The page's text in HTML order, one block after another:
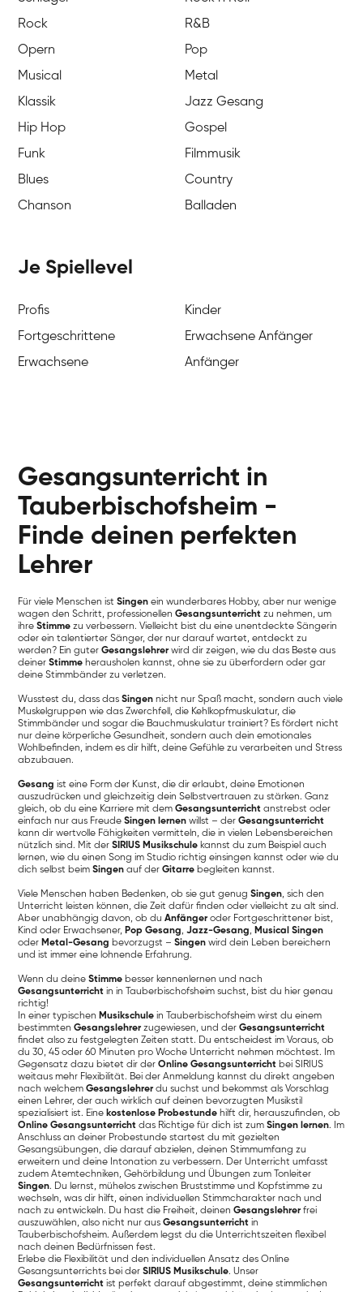
Rock
R&B
Opern
Pop
Musical
Metal
Klassik
Jazz Gesang
Hip Hop
Gospel
Funk
Filmmusik
Blues
Country
Chanson
Balladen
Je Spiellevel
Profis
Kinder
Fortgeschrittene
Erwachsene Anfänger
Erwachsene
Anfänger
Gesangsunterricht in
Tauberbischofsheim -
Finde deinen perfekten
Lehrer
Für viele Menschen istSingen ein wunderbares Hobby, aber nur wenige
wagen den Schritt, professionellenGesangsunterricht zu nehmen, um
ihreStimme zu verbessern. Vielleicht bist du eine unentdeckte Sängerin
oder ein talentierter Sänger, der nur darauf wartet, entdeckt zu
werden? Ein guterGesangslehrer wird dir zeigen, wie du das Beste aus
deinerStimme herausholen kannst, ohne sie zu überfordern oder gar
deine Stimmbänder zu verletzen.
Wusstest du, dass dasSingen nicht nur Spaß macht, sondern auch viele
Muskelgruppen wie das Zwerchfell, die Kehlkopfmuskulatur, die
Stimmbänder und sogar die Bauchmuskulatur trainiert? Es fördert nicht
nur deine körperliche Gesundheit, sondern auch dein emotionales
Wohlbefinden, indem es dir hilft, deine Gefühle zu verarbeiten und Stress
abzubauen.
Gesang ist eine Form der Kunst, die dir erlaubt, deine Emotionen
auszudrücken und gleichzeitig dein Selbstvertrauen zu stärken. Ganz
gleich, ob du eine Karriere mit demGesangsunterricht anstrebst oder
einfach nur aus FreudeSingen lernen willst – derGesangsunterricht
kann dir wertvolle Fähigkeiten vermitteln, die in vielen Lebensbereichen
nützlich sind. Mit derSIRIUS Musikschule kannst du zum Beispiel auch
lernen, wie du einen Song im Studio richtig einsingen kannst oder wie du
dich selbst beimSingen auf derGitarre begleiten kannst.
Viele Menschen haben Bedenken, ob sie gut genugSingen, sich den
Unterricht leisten können, die Zeit dafür finden oder vielleicht zu alt sind.
Aber unabhängig davon, ob duAnfänger oder Fortgeschrittener bist,
Kind oder Erwachsener, Pop Gesang,Jazz-Gesang, Musical Singen
oder Metal-Gesang bevorzugst –Singen wird dein Leben bereichern
und ist immer eine lohnende Erfahrung.
Wenn du deineStimme besser kennenlernen und nach
Gesangsunterricht in in Tauberbischofsheim suchst, bist du hier genau
richtig!
In einer typischen Musikschule in Tauberbischofsheim wirst du einem
bestimmtenGesangslehrer zugewiesen, und derGesangsunterricht
findet also zu festgelegten Zeiten statt. Du entscheidest im Voraus, ob
du 30, 45 oder 60 Minuten pro Woche Unterricht nehmen möchtest. Im
Gegensatz dazu bietet dir derOnline Gesangsunterricht bei SIRIUS
weitaus mehr Flexibilität. Bei der Anmeldung kannst du direkt angeben
nach welchemGesangslehrer du suchst und bekommst als Vorschlag
einen Lehrer, der auch wirklich auf deinen bevorzugten Musikstil
spezialisiert ist. Eine kostenlose Probestunde hilft dir, herauszufinden, ob
Online Gesangsunterricht das Richtige für dich ist zumSingen lernen. Im
Anschluss an deiner Probestunde startest du mit gezielten
Gesangsübungen, die darauf abzielen, deinen Stimmumfang zu
erweitern und deine Intonation zu verbessern. Der Unterricht umfasst
zudem Atemtechniken, Gehörbildung und Übungen zum Tonleiter
Singen. Du lernst, mühelos zwischen Bruststimme und Kopfstimme zu
wechseln, was dir hilft, einen individuellen Stimmcharakter nach und
nach zu entwickeln. Du hast die Freiheit, deinenGesangslehrer frei
auszuwählen, also nicht nur ausGesangsunterricht in
Tauberbischofsheim. Außerdem legst du die Unterrichtszeiten flexibel
nach deinen Bedürfnissen fest.
Erlebe die Flexibilität und den individuellen Ansatz des Online
Gesangsunterrichts bei derSIRIUS Musikschule. Unser
Gesangsunterricht ist perfekt darauf abgestimmt, deine stimmlichen